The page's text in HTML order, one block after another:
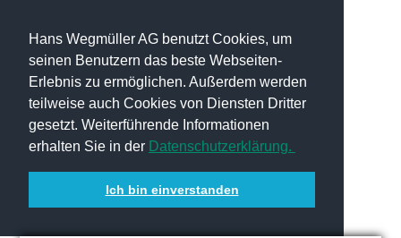
Hans Wegmüller AG benutzt Cookies, um
seinen Benutzern das beste Webseiten-
Erlebnis zu ermöglichen. Außerdem werden
teilweise auch Cookies von Diensten Dritter
gesetzt. Weiterführende Informationen
erhalten Sie in der Datenschutzerklärung.
Ich bin einverstanden